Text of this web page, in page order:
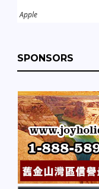
Apple
SPONSORS